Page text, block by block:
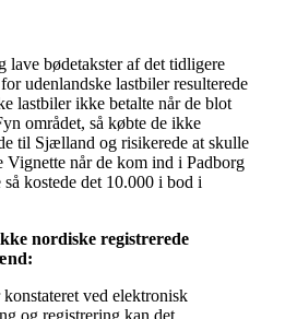
lave bødetakster af det tidligere
udenlandske lastbilerresulterede
lastbiler ikke betalte når de blot
området, såkøbte de ikke
til Sjælland og risikerede at skulle
Vignette nårde kom ind i Padborg
kostede det 10.000 i bod i
nordiske registrerede
ved elektronisk
og registrering kan det